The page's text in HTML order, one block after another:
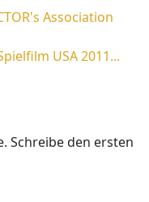
Association
USA 2011...
Schreibe den ersten